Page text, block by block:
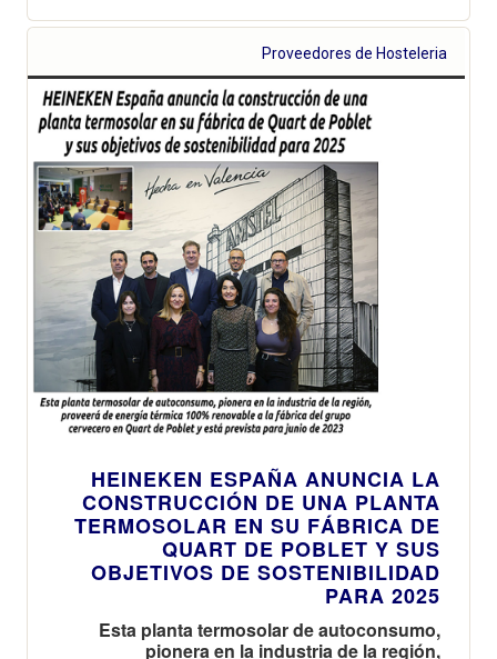
Proveedores de Hosteleria
HEINEKEN ESPAÑA ANUNCIA LA
CONSTRUCCIÓN DE UNA PLANTA
TERMOSOLAR EN SU FÁBRICA DE
QUART DE POBLET Y SUS
OBJETIVOS DE SOSTENIBILIDAD
PARA 2025
Esta planta termosolar de autoconsumo,
pionera en la industria de la región,